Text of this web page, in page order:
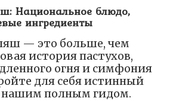
Национальное блюдо,
ингредиенты
— это больше, чем
история пастухов,
огня и симфония
для себя истинный
нашим полным гидом.